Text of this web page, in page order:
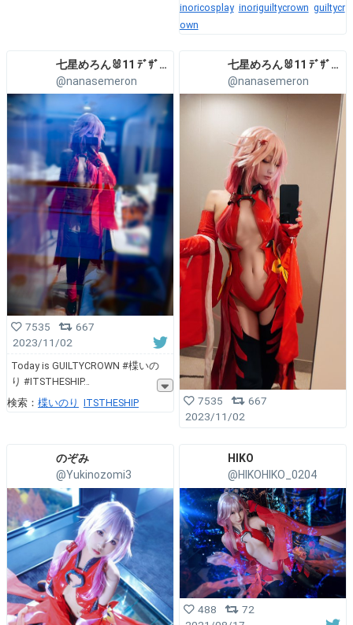
inoricosplay inoriguiltycrown guiltycr
own
七星めろん🐰11 ﾃﾞｻﾞﾌｪｽ L-14 大美屋工房
@nanasemeron
7535
667
2023/11/02
Today is GUILTYCROWN #楪いの
り #ITSTHESHIP
検索： 楪いのり ITSTHESHIP
七星めろん🐰11 ﾃﾞｻﾞﾌｪｽ L-14 大美屋工房
@nanasemeron
7535
667
2023/11/02
のぞみ
@Yukinozomi3
HIKO
@HIKOHIKO_0204
488
72